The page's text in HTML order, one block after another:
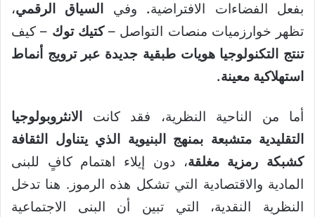
بفعل الفضاءات الافتراضية. وفي السياق الرقمي،
تظهر خوارزميات منصات التواصل –كتيك توك – كيف
تنتج التكنولوجيا هويات طبقية جديدة عبر ترويج أنماط
استهلاكية معينة.
أما من الناحية النظرية، فقد كانت النثروبولوجيا
التقليدية متشبعة بمنهج البنيوية الذي يتناول الثقافة
كشبكة رمزية مغلقة، دون إيلاء اهتمام كافٍ للبنى
المادية والاقتصادية التي تشكل هذه الرموز. هنا تدخل
النظرية النقدية، التي تبين أن البنى الاجتماعية